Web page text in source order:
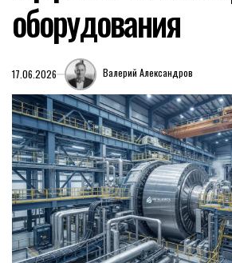
оборудования
17.06.2026 Валерий Александров